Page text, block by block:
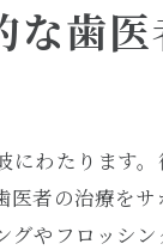
べき重要ポイ
質を見極める方
者と専門医の
考慮した選び
な歯
わたります
者の治療を
やフロッシ